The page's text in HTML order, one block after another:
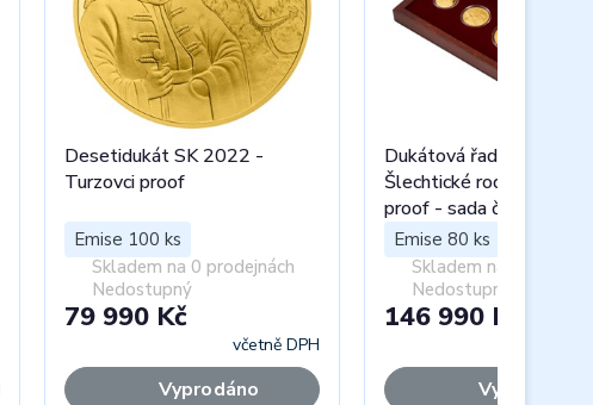
Desetidukát SK 2022 -
Turzovci proof
Emise 100 ks
Skladem na 0 prodejnách
Nedostupný
79 990 Kč
včetně DPH
Vyprodáno
Dukátová řada SK
Šlechtické rody na
proof - sada čtyř medailí
Emise 80 ks
Skladem na 0
Nedostupný
146 990 Kč
Vyprodáno